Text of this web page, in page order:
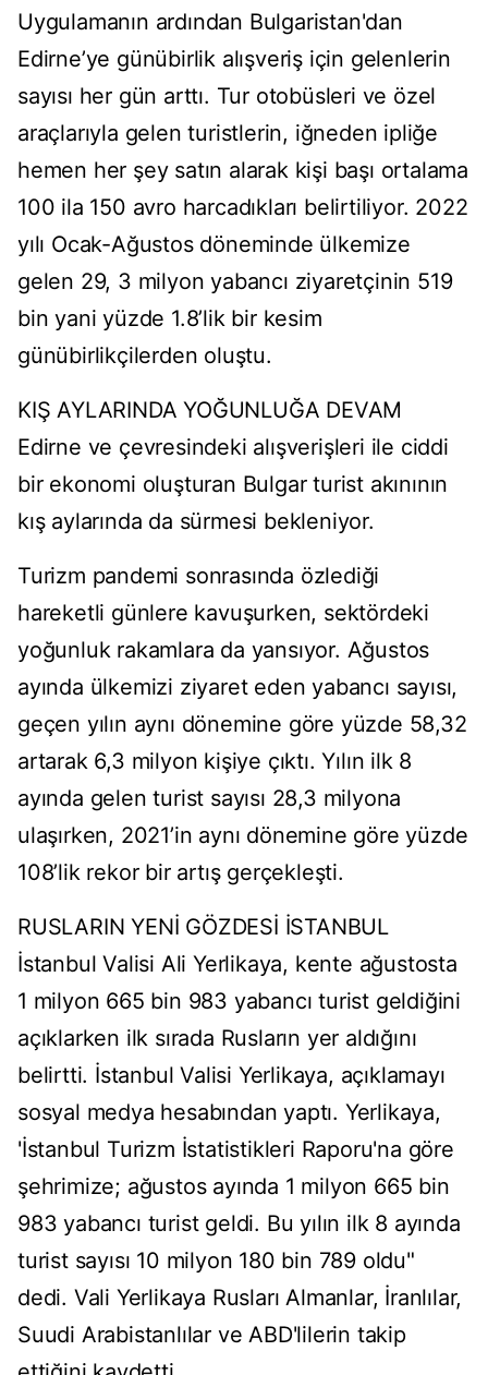
Uygulamanın ardından Bulgaristan'dan
Edirne’ye günübirlik alışveriş için gelenlerin
sayısı her gün arttı. Tur otobüsleri ve özel
araçlarıyla gelen turistlerin, iğneden ipliğe
hemen her şey satın alarak kişi başı ortalama
100 ila 150 avro harcadıkları belirtiliyor. 2022
yılı Ocak-Ağustos döneminde ülkemize
gelen 29, 3 milyon yabancı ziyaretçinin 519
bin yani yüzde 1.8’lik bir kesim
günübirlikçilerden oluştu.
KIŞ AYLARINDA YOĞUNLUĞA DEVAM
Edirne ve çevresindeki alışverişleri ile ciddi
bir ekonomi oluşturan Bulgar turist akınının
kış aylarında da sürmesi bekleniyor.
Turizm pandemi sonrasında özlediği
hareketli günlere kavuşurken, sektördeki
yoğunluk rakamlara da yansıyor. Ağustos
ayında ülkemizi ziyaret eden yabancı sayısı,
geçen yılın aynı dönemine göre yüzde 58,32
artarak 6,3 milyon kişiye çıktı. Yılın ilk 8
ayında gelen turist sayısı 28,3 milyona
ulaşırken, 2021’in aynı dönemine göre yüzde
108’lik rekor bir artış gerçekleşti.
RUSLARIN YENİ GÖZDESİ İSTANBUL
İstanbul Valisi Ali Yerlikaya, kente ağustosta
1 milyon 665 bin 983 yabancı turist geldiğini
açıklarken ilk sırada Rusların yer aldığını
belirtti. İstanbul Valisi Yerlikaya, açıklamayı
sosyal medya hesabından yaptı. Yerlikaya,
'İstanbul Turizm İstatistikleri Raporu'na göre
şehrimize; ağustos ayında 1 milyon 665 bin
983 yabancı turist geldi. Bu yılın ilk 8 ayında
turist sayısı 10 milyon 180 bin 789 oldu"
dedi. Vali Yerlikaya Rusları Almanlar, İranlılar,
Suudi Arabistanlılar ve ABD'lilerin takip